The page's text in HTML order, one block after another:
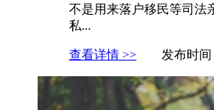
不是用来落户移民等司法
私...
查看详情 >> 发布时间